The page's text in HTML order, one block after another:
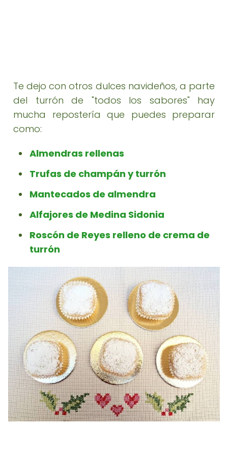
Te dejo con otros dulces navideños, a parte
del turrón de "todos los sabores" hay
mucha repostería que puedes preparar
como:
Almendras rellenas
Trufas de champán y turrón
Mantecados de almendra
Alfajores de Medina Sidonia
Roscón de Reyes relleno de crema de
turrón